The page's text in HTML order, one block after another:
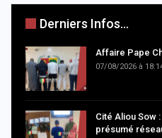
Derniers Infos...
Affaire Pape
07/08/2026 à
Cité Aliou Sow
présumé